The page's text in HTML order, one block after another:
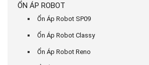
ỔN ÁP ROBOT
Ổn Áp Robot SP09
Ổn Áp Robot Classy
Ổn Áp Robot Reno